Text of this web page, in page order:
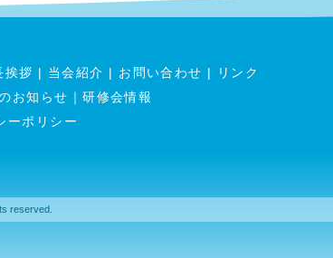
挨拶 | 当会紹介 | お問い合わせ |
リンク
お知らせ ｜研修会情報
ーポリシー
reserved.